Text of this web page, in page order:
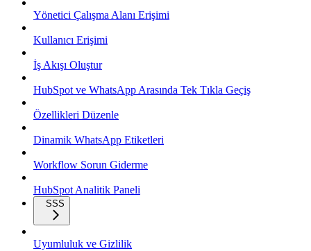
Yönetici Çalışma Alanı Erişimi
Kullanıcı Erişimi
İş Akışı Oluştur
HubSpot ve WhatsApp Arasında Tek Tıkla Geçiş
Özellikleri Düzenle
Dinamik WhatsApp Etiketleri
Workflow Sorun Giderme
HubSpot Analitik Paneli
SSS
Uyumluluk ve Gizlilik